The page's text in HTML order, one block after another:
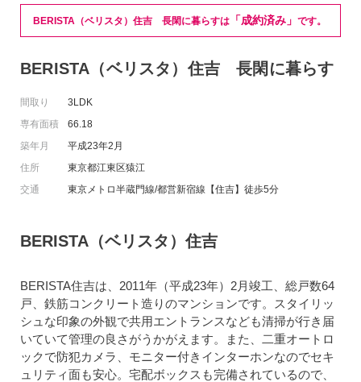
BERISTA（ベリスタ）住吉 長閑に暮らすは 「成約済み」 です。
BERISTA（ベリスタ）住吉 長閑に暮らす
間取り
3LDK
専有面積
66.18
築年月
平成23年2月
住所
東京都江東区猿江
交通
東京メトロ半蔵門線/都営新宿線【住吉】徒歩5分
BERISTA（ベリスタ）住吉
BERISTA住吉は、2011年（平成23年）2月竣工、総戸数64
戸、鉄筋コンクリート造りのマンションです。スタイリッ
シュな印象の外観で共用エントランスなども清掃が行き届
いていて管理の良さがうかがえます。また、二重オートロ
ックで防犯カメラ、モニター付きインターホンなのでセキ
ュリティ面も安心。宅配ボックスも完備されているので、